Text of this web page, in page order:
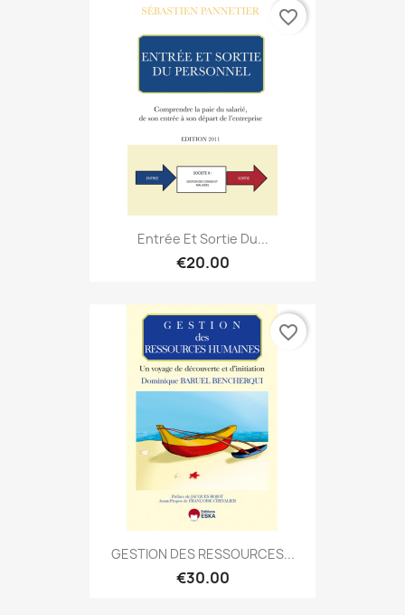
Entrée Et Sortie Du...
€20.00
favorite_border
GESTION DES RESSOURCES...
€30.00
favorite_border